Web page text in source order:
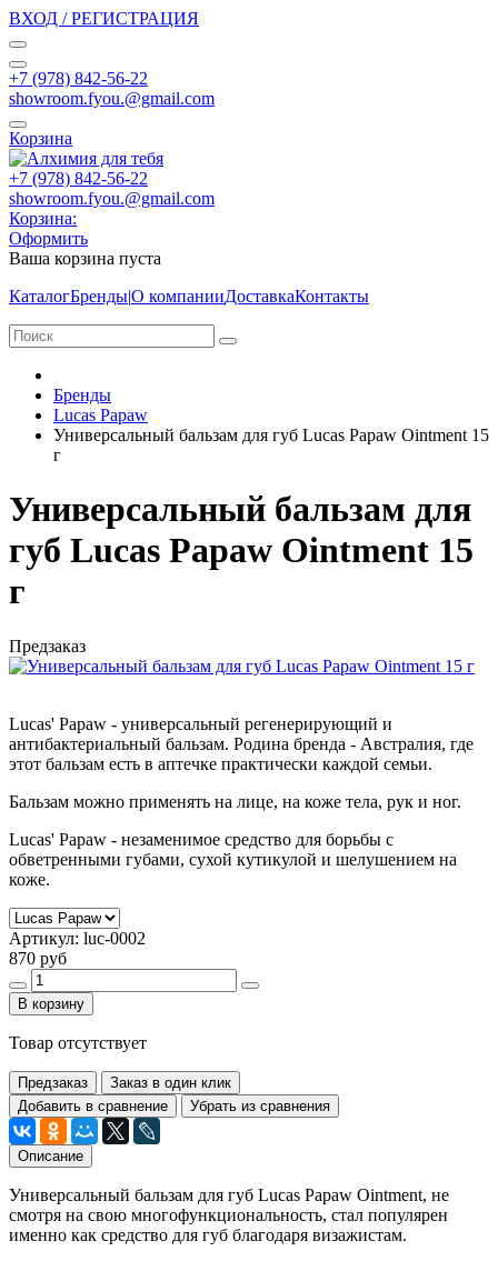
ВХОД / РЕГИСТРАЦИЯ
+7 (978) 842-56-22
showroom.fyou.@gmail.com
Корзина
+7 (978) 842-56-22
showroom.fyou.@gmail.com
Корзина:
Оформить
Ваша корзина пуста
КаталогБренды|О компанииДоставкаКонтакты
Бренды
Lucas Papaw
Универсальный бальзам для губ Lucas Papaw Ointment 15
г
Универсальный бальзам для
губ Lucas Papaw Ointment 15
г
Предзаказ
Lucas' Papaw - универсальный регенерирующий и
антибактериальный бальзам. Родина бренда - Австралия, где
этот бальзам есть в аптечке практически каждой семьи.
Бальзам можно применять на лице, на коже тела, рук и ног.
Lucas' Papaw - незаменимое средство для борьбы с
обветренными губами, сухой кутикулой и шелушением на
коже.
Артикул: luc-0002
870 руб
В корзину
Товар отсутствует
Предзаказ
Заказ в один клик
Добавить в сравнение
Убрать из сравнения
Описание
Универсальный бальзам для губ Lucas Papaw Ointment, не
смотря на свою многофункциональность, стал популярен
именно как средство для губ благодаря визажистам.